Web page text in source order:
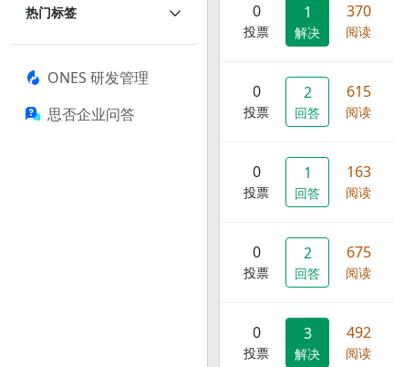
热门标签
ONES 研发管理
思否企业问答
0
投票
1
解决
370
阅读
0
投票
2
回答
615
阅读
0
投票
1
回答
163
阅读
0
投票
2
回答
675
阅读
0
投票
3
解决
492
阅读